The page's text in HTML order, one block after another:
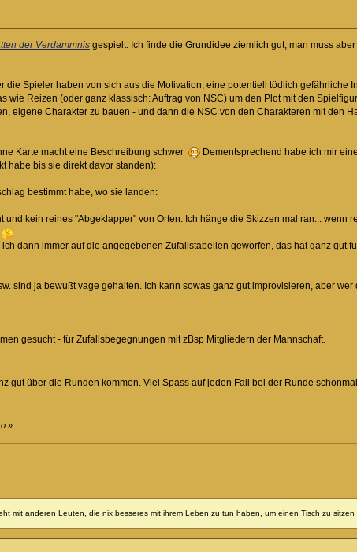
der Verdammnisgespielt. Ich finde die Grundidee ziemlich gut, man muss
die Spieler haben von sich aus die Motivation, eine potentiell tödlich gefährliche
wie Reizen (oder ganz klassisch: Auftrag von NSC) um den Plot mit den
eigene Charakter zu bauen - und dann die NSC von den Charakteren mit den
Karte macht eine Beschreibung schwer
Dementsprechend habe ich mir
habe bis sie direkt davor standen):
bestimmt habe, wo sie landen:
und kein reines "Abgeklapper" von Orten. Ich hänge die Skizzen mal ran... wenn
dann immer auf die angegebenen Zufallstabellen geworfen, das hat ganz gut
sind ja bewußt vage gehalten. Ich kann sowas ganz gut improvisieren, aber
gesucht - für Zufallsbegegnungen mit zBsp Mitgliedern der Mannschaft.
gut über die Runden kommen. Viel Spass auf jeden Fall bei der Runde
»
mit anderen Leuten, die nix besseres mit ihrem Leben zu tun haben, um einen Tisch zu sitzen